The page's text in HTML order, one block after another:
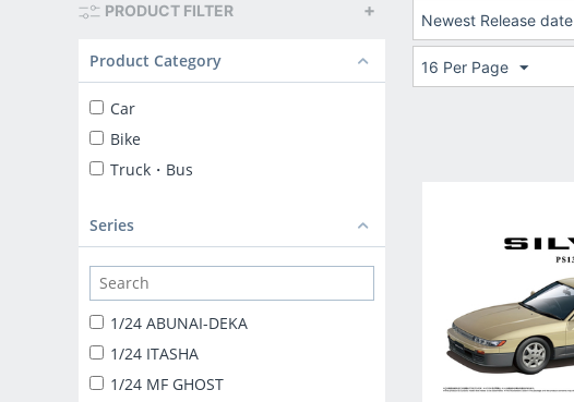
PRODUCT FILTER
Product Category
Car
Bike
Truck・Bus
Series
1/24 ABUNAI-DEKA
1/24 ITASHA
1/24 MF GHOST
Newest Release date
16 Per Page